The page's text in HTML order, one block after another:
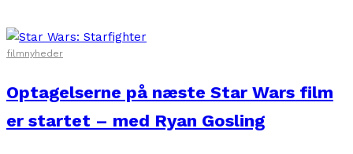
filmnyheder
Optagelserne på næste Star Wars film
er startet – med Ryan Gosling